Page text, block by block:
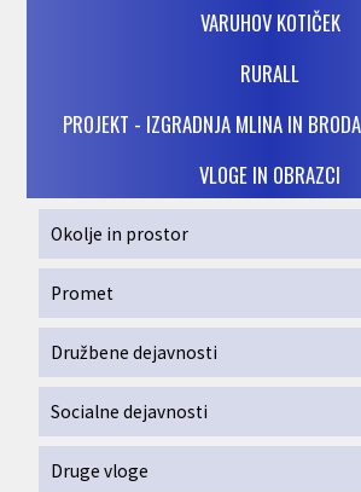
VARUHOV KOTIČEK
RURALL
PROJEKT - IZGRADNJA MLINA IN
VLOGE IN OBRAZCI
Okolje in prostor
Promet
Družbene dejavnosti
Socialne dejavnosti
Druge vloge